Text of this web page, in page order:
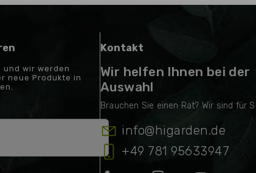
und wir werden
neue Produkte in
Kontakt
Wir helfen Ihnen bei der
Auswahl
info@higarden.de
+49 781 95633947